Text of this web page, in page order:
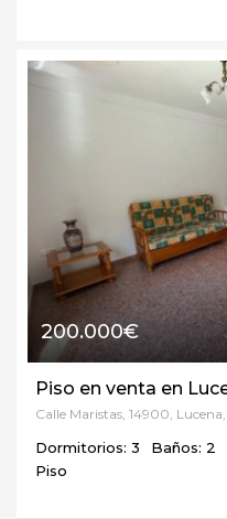
200.000€
Piso en venta en
Calle Maristas, 14900,
Dormitorios: 3 Baños: 2
Piso